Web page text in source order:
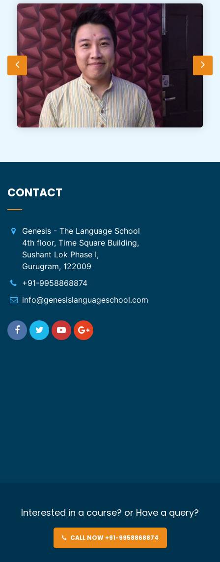
CONTACT
Genesis - The Language School
4th floor, Time Square Building,
Sushant Lok Phase I,
Gurugram, 122009
+91-9958868874
info@genesislanguageschool.com
Interested in a course? or Have a query?
CALL NOW +91-9958868874